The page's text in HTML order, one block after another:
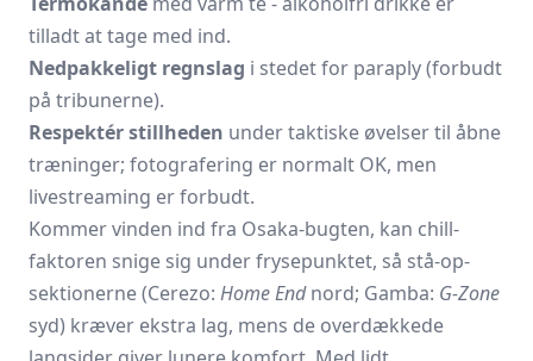
tilladt at tage med ind.
Nedpakkeligt regnslag i stedet for paraply (forbudt
på tribunerne).
Respektér stillheden under taktiske øvelser til åbne
træninger; fotografering er normalt OK, men
livestreaming er forbudt.
Kommer vinden ind fra Osaka-bugten, kan chill-
faktoren snige sig under frysepunktet, så stå-op-
sektionerne (Cerezo: Home Endnord; Gamba: G-Zone
syd) kræver ekstra lag, mens de overdækkede